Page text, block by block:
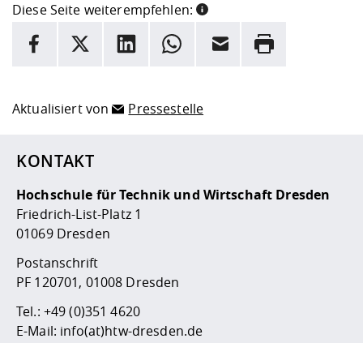
Diese Seite weiterempfehlen:
INFORMATION
Facebook
X LinkedInWhatsappE-Mail Drucken
Aktualisiert von Pressestelle
KONTAKT
Hochschule für Technik und Wirtschaft Dresden
Friedrich-List-Platz 1
01069 Dresden
Postanschrift
PF 120701, 01008 Dresden
Tel.: +49 (0)351 4620
E-Mail: info(at)htw-dresden.de